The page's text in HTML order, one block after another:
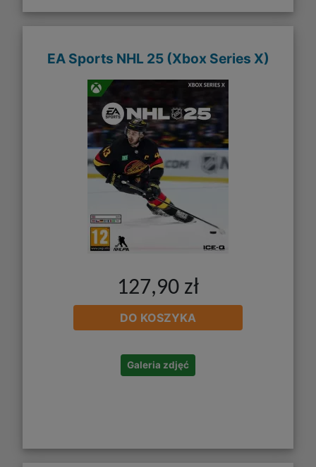
EA Sports NHL 25 (Xbox Series X)
127,90 zł
DO KOSZYKA
Galeria zdjęć